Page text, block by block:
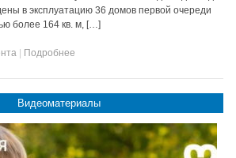
в эксплуатацию 36 домов первой очереди
более 164 кв. м, […]
Подробнее
Видеоматериалы